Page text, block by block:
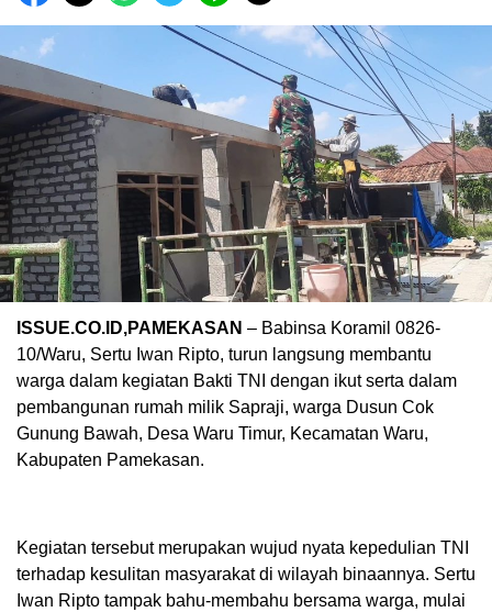
ISSUE.CO.ID,PAMEKASAN – Babinsa Koramil 0826-
10/Waru, Sertu Iwan Ripto, turun langsung membantu
warga dalam kegiatan Bakti TNI dengan ikut serta dalam
pembangunan rumah milik Sapraji, warga Dusun Cok
Gunung Bawah, Desa Waru Timur, Kecamatan Waru,
Kabupaten Pamekasan.
Kegiatan tersebut merupakan wujud nyata kepedulian TNI
terhadap kesulitan masyarakat di wilayah binaannya. Sertu
Iwan Ripto tampak bahu-membahu bersama warga, mulai